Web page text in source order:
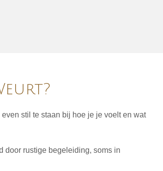
stil te staan bij hoe je je voelt en wat
door rustige begeleiding, soms in